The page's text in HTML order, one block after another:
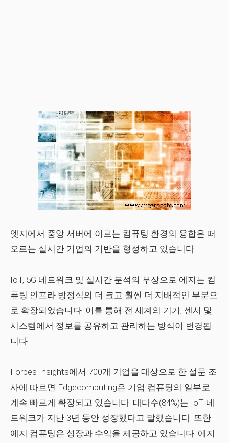
엣지에서 중앙 서버에 이르는 컴퓨팅 환경의 융합은 떠
오르는 실시간 기업의 기반을 형성하고 있습니다.
IoT, 5G 네트워크 및 실시간 분석의 부상으로 에지는 컴
퓨팅 인프라 방정식의 더 크고 훨씬 더 지배적인 부분으
로 확장되었습니다. 이를 통해 전 세계의 기기, 센서 및
시스템에서 정보를 공유하고 관리하는 방식이 변경됩
니다.
Forbes Insights에서 700개 기업을 대상으로 한 설문 조
사에 따르면 Edgecomputing은 기업 컴퓨팅의 일부로
계속 빠르게 확장되고 있습니다. 대다수(84%)는 IoT 네
트워크가 지난 3년 동안 성장했다고 말했습니다. 또한
에지 컴퓨팅은 성장과 수익을 제공하고 있습니다. 에지